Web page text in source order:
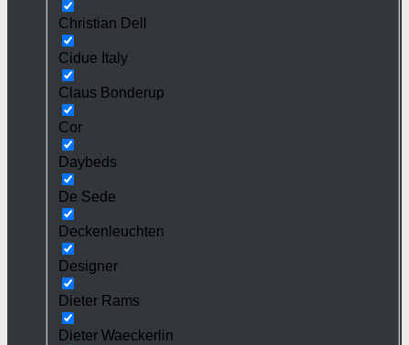
Christian Dell
Cidue Italy
Claus Bonderup
Cor
Daybeds
De Sede
Deckenleuchten
Designer
Dieter Rams
Dieter Waeckerlin